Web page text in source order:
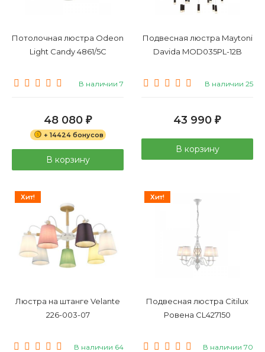
Потолочная люстра Odeon
Light Candy 4861/5C
В наличии 7
48 080 ₽
+ 14424 бонусов
В корзину
Подвесная люстра Maytoni
Davida MOD035PL-12B
В наличии 25
43 990 ₽
В корзину
Хит!
Люстра на штанге Velante
226-003-07
В наличии 64
Хит!
Подвесная люстра Citilux
Ровена CL427150
В наличии 70